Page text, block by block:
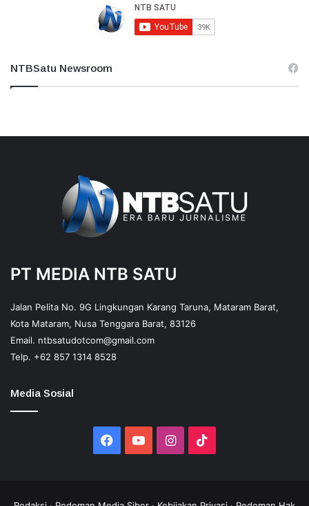
NTBSatu Newsroom
PT MEDIA NTB SATU
Jalan Pelita No. 9G Lingkungan Karang Taruna, Mataram Barat,
Kota Mataram, Nusa Tenggara Barat, 83126
Email. ntbsatudotcom@gmail.com
Telp. +62 857 1314 8528
Media Sosial
Facebook
YouTubeInstagram